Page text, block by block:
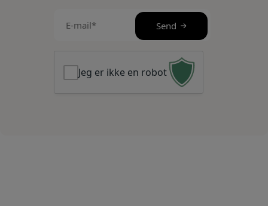
mail
Jeg er ikke en robot
Send